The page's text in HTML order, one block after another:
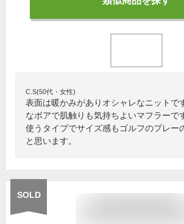
C.S(50代・女性)
表面は暖かみがありオシャレなニットで
なボアで肌触りも気持ちよいマフラーで
使うタイプでサイズ感もゴルフのプレー
と思います。
SOLD